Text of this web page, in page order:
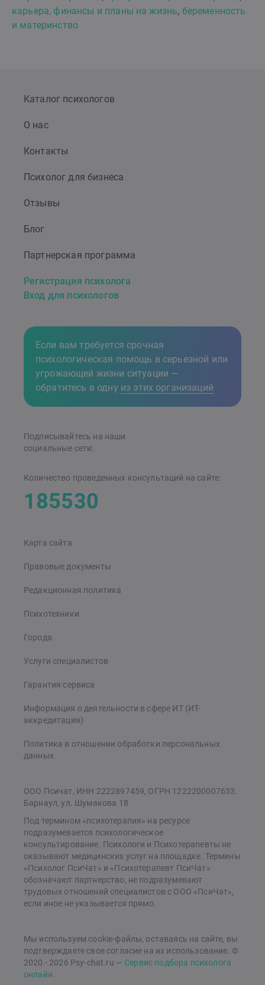
карьера, финансы и планы на жизнь, беременность
и материнство
Каталог психологов
О нас
Контакты
Психолог для бизнеса
Отзывы
Блог
Партнерская программа
Регистрация психолога
Вход для психологов
Если вам требуется срочная
психологическая помощь в серьезной или
угрожающей жизни ситуации —
обратитесь в одну из этих организаций
Карта сайта
Правовые документы
Редакционная политика
Психотехники
Города
Услуги специалистов
Гарантия сервиса
Информация о деятельности в сфере ИТ (ИТ-
аккредитация)
Политика в отношении обработки персональных
данных
Подписывайтесь на наши
cоциальные сети:
Количество проведенных консультаций на сайте:
185530
ООО Псичат, ИНН 2222897459, ОГРН 1222200007633.
Барнаул, ул. Шумакова 18
Под термином «психотерапия» на ресурсе
подразумевается психологическое
консультирование. Психологи и Психотерапевты не
оказывают медицинских услуг на площадке. Термины
«Психолог ПсиЧат» и «Психотерапевт ПсиЧат»
обозначают партнерство, не подразумевают
трудовых отношений специалистов с ООО «ПсиЧат»,
если иное не указывается прямо.
Мы используем cookie-файлы, оставаясь на сайте, вы
подтверждаете свое согласие на их использование. ©
2020 - 2026 Psy-chat.ru — Сервис подбора психолога
онлайн